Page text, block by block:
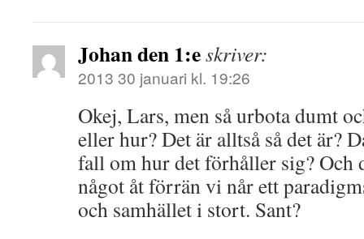
Johan den 1:eskriver:
2013 30 januari kl. 19:26
Okej, Lars, men så urbota dumt
eller hur? Det är alltså så det är?
fall om hur det förhåller sig? Och
något åt förrän vi når ett
och samhället i stort. Sant?